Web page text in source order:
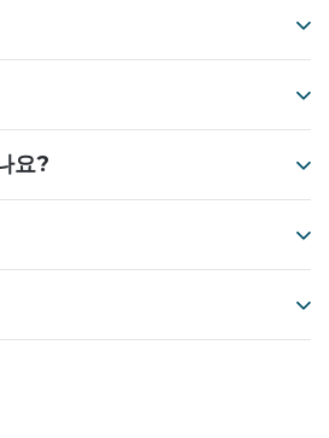
요?